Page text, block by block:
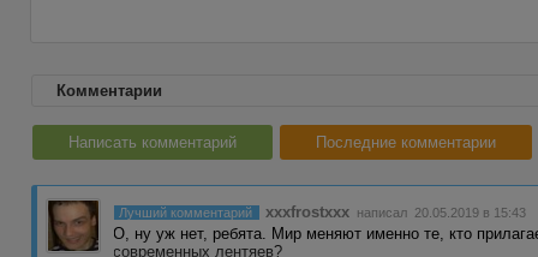
Комментарии
Написать комментарий Последние комментарии
Лучший комментарий xxxfrostxxx написал 20.05.2019 в 15:43
О, ну уж нет, ребята. Мир меняют именно те, кто
современных лентяев?